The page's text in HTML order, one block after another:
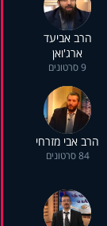
הרב אביעד
ארג'ואן
9 סרטונים
הרב אבי מזרחי
84 סרטונים